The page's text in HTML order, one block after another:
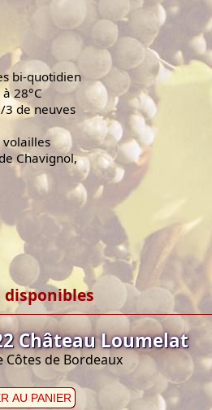
bi-quotidien
28°C
3 de neuves
volailles
Chavignol,
Château Loumelat
Côtes de Bordeaux
AU PANIER